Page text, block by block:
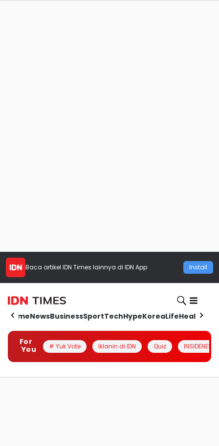
Baca artikel IDN Times lainnya di IDN App Install
HomeNewsBusinessSportTechHypeKoreaLifeHealth
For
You
# Yuk Vote Iklanin di IDN Quiz INSIDENESIA